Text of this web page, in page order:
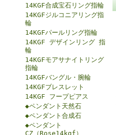
14KGF合成宝石リング指輪
14KGFジルコニアリング指
輪
14KGFパールリング指輪
14KGF デザインリング 指
輪
14KGFモアサナイトリング
指輪
14KGFバングル・腕輪
14KGFブレスレット
14KGF フープピアス
◆ペンダント天然石
◆ペンダント合成石
◆ペンダント
CZ（Rose14kgf）